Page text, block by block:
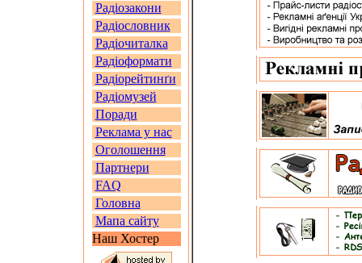
Радіозакони
Радіословник
Радіочиталка
Радіоформати
Радіорейтинґи
Радіомузей
Поради
Реклама у нас
Оголошення
Партнери
FAQ
Головна
Мапа сайту
Наш Хостер